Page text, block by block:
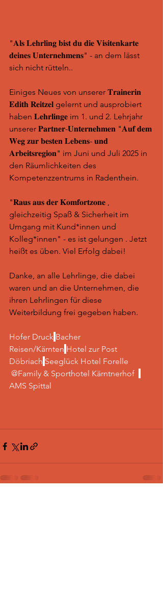
"𝐀𝐥𝐬 𝐋𝐞𝐡𝐫𝐥𝐢𝐧𝐠 𝐛𝐢𝐬𝐭 𝐝𝐮 𝐝𝐢𝐞 𝐕𝐢𝐬𝐢𝐭𝐞𝐧𝐤𝐚𝐫𝐭𝐞
𝐝𝐞𝐢𝐧𝐞𝐬 𝐔𝐧𝐭𝐞𝐫𝐧𝐞𝐡𝐦𝐞𝐧𝐬" - an dem lässt
sich nicht rütteln..
Einiges Neues von unserer 𝐓𝐫𝐚𝐢𝐧𝐞𝐫𝐢𝐧
𝐄𝐝𝐢𝐭𝐡 𝐑𝐞𝐢𝐭𝐳𝐞𝐥 gelernt und ausprobiert
haben 𝐋𝐞𝐡𝐫𝐥𝐢𝐧𝐠𝐞 im 1. und 2. Lehrjahr
unserer 𝐏𝐚𝐫𝐭𝐧𝐞𝐫-𝐔𝐧𝐭𝐞𝐫𝐧𝐞𝐡𝐦𝐞𝐧 "𝐀𝐮𝐟 𝐝𝐞𝐦
𝐖𝐞𝐠 𝐳𝐮𝐫 𝐛𝐞𝐬𝐭𝐞𝐧 𝐋𝐞𝐛𝐞𝐧𝐬- 𝐮𝐧𝐝
𝐀𝐫𝐛𝐞𝐢𝐭𝐬𝐫𝐞𝐠𝐢𝐨𝐧" im Juni und Juli 2025 in
den Räumlichkeiten des
Kompetenzzentrums in Radenthein.
"𝐑𝐚𝐮𝐬 𝐚𝐮𝐬 𝐝𝐞𝐫 𝐊𝐨𝐦𝐟𝐨𝐫𝐭𝐳𝐨𝐧𝐞 ,
gleichzeitig Spaß & Sicherheit im
Umgang mit Kund*innen und
Kolleg*innen" - es ist gelungen . Jetzt
heißt es üben. Viel Erfolg dabei!
Danke, an alle Lehrlinge, die dabei
waren und an die Unternehmen, die
ihren Lehrlingen für diese
Weiterbildung frei gegeben haben.
Hofer Druck Bacher
Reisen/Kärnten Hotel zur Post
Döbriach Seeglück Hotel Forelle
@Family & Sporthotel Kärntnerhof
AMS Spittal